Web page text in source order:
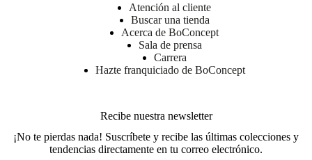
estilistas
pueden
Atención al cliente
Buscar una tienda
Acerca de BoConcept
Sala de prensa
Carrera
Hazte franquiciado de BoConcept
Recibe nuestra newsletter
¡No te pierdas nada! Suscríbete y recibe las últimas colecciones y
tendencias directamente en tu correo electrónico.